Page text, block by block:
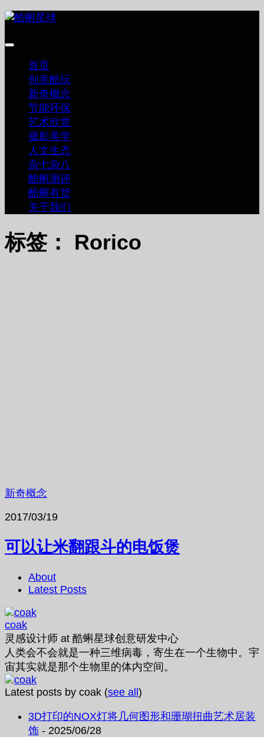
跳
内
首页
创意酷玩
新奇概念
节能环保
艺术欣赏
摄影美学
人文生态
杂七杂八
酷蝌测评
酷蝌有货
关于我们
标签： Rorico
新奇概念
2017/03/19
可以让米翻跟斗的电饭煲
About
Latest Posts
coak
灵感设计师 at 酷蝌星球创意研发中心
人类会不会就是一种三维病毒，寄生在一个生物中。宇
宙其实就是那个生物里的体内空间。
Latest posts by coak (see all)
3D打印的NOX灯将几何图形和珊瑚扭曲艺术居装
饰 - 2025/06/28